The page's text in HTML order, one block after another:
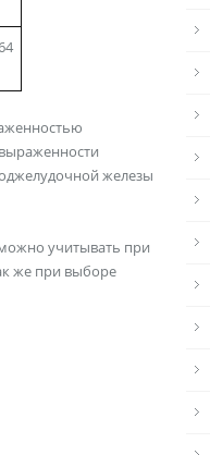
железы
учитывать при
же при выборе